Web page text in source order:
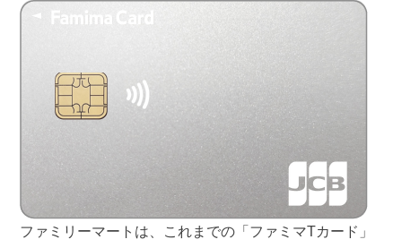
ファミリーマートは、これまでの「ファミマTカード」